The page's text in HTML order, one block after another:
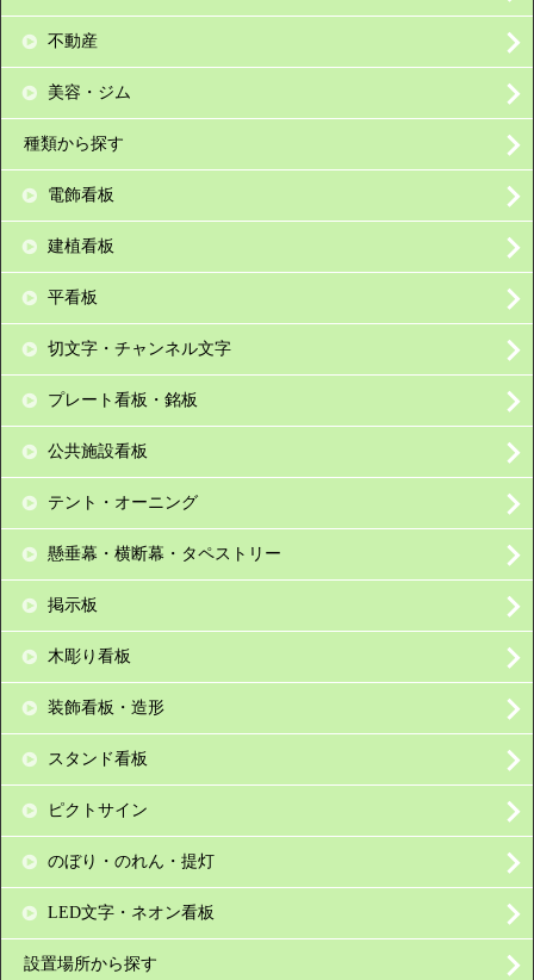
不動産
美容・ジム
種類から探す
電飾看板
建植看板
平看板
切文字・チャンネル文字
プレート看板・銘板
公共施設看板
テント・オーニング
懸垂幕・横断幕・タペストリー
掲示板
木彫り看板
装飾看板・造形
スタンド看板
ピクトサイン
のぼり・のれん・提灯
LED文字・ネオン看板
設置場所から探す